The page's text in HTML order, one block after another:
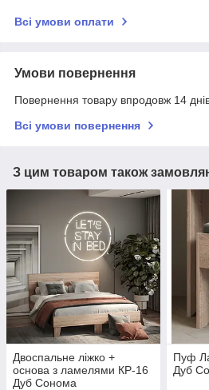
Всі умови оплати
Умови повернення
Повернення товару впродовж 14
Всі умови повернення
З цим товаром також
Двоспальне ліжко +
основа з ламелями КР-16
Дуб Сонома
Пуф
Дуб